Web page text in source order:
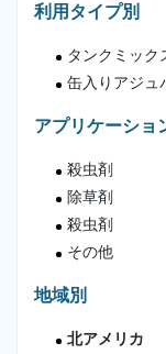
利用タイプ別
タンクミック
缶入りアジュ
アプリケーショ
殺虫剤
除草剤
殺虫剤
その他
地域別
北アメリカ